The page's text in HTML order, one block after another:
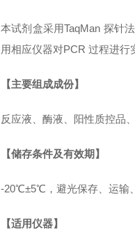
本试剂盒采用TaqMan 探针
用相应仪器对PCR 过程进行
【主要组成成份】
反应液、酶液、阳性质控品
【储存条件及有效期】
-20℃±5℃，避光保存、运输
【适用仪器】